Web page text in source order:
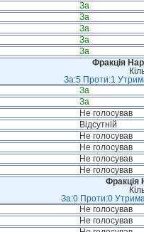
За
За
За
За
За
Фракція
За:5 Проти:1
За
За
Не голосував
Відсутній
Не голосував
Не голосував
Не голосував
Не голосував
Фракція
За:0 Проти:0
Не голосував
Не голосував